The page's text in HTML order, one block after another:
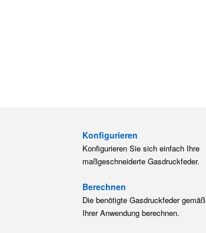
Konfigurieren
Konfigurieren Sie sich einfach Ihre
maßgeschneiderte Gasdruckfeder.
Berechnen
Die benötigte Gasdruckfeder gemäß
Ihrer Anwendung berechnen.